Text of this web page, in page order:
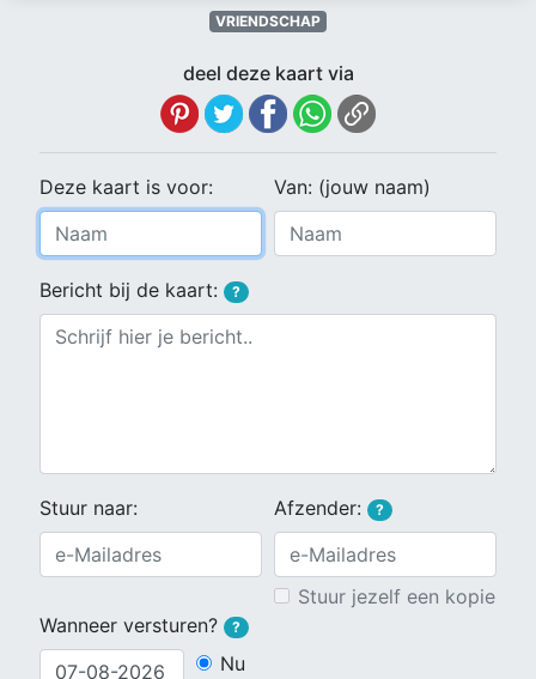
VRIENDSCHAP
deel deze kaart via
Deze kaart is voor: Van: (jouw naam)
Bericht bij de kaart: ?
Stuur naar: Afzender: ?
Stuur jezelf een kopie
Wanneer versturen?
?
Nu